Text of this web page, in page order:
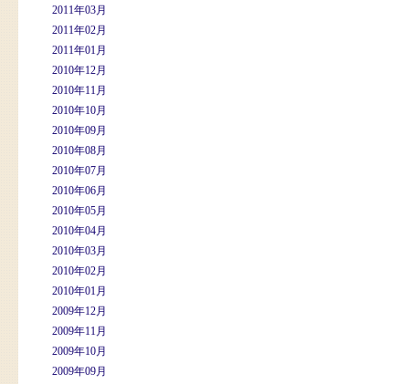
2011年03月
2011年02月
2011年01月
2010年12月
2010年11月
2010年10月
2010年09月
2010年08月
2010年07月
2010年06月
2010年05月
2010年04月
2010年03月
2010年02月
2010年01月
2009年12月
2009年11月
2009年10月
2009年09月